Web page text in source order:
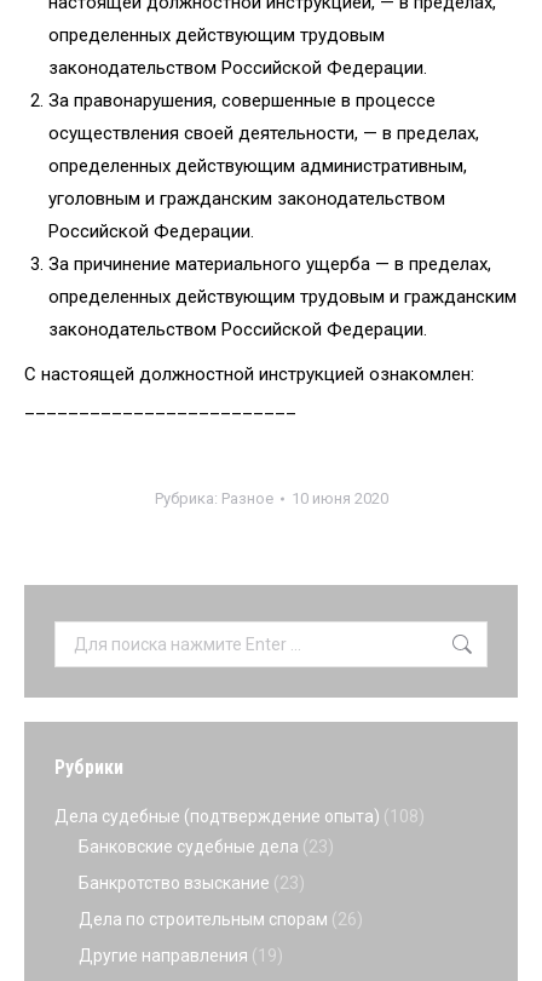
определенных действующим трудовым
законодательством Российской Федерации.
За правонарушения, совершенные в процессе
осуществления своей деятельности, — в пределах,
определенных действующим административным,
уголовным и гражданским законодательством
Российской Федерации.
За причинение материального ущерба — в пределах,
определенных действующим трудовым и гражданским
законодательством Российской Федерации.
С настоящей должностной инструкцией ознакомлен:
Рубрика: Разное 10 июня 2020
Поиск:
Рубрики
Дела судебные (подтверждение опыта) (108)
Банковские судебные дела (23)
Банкротство взыскание (23)
Дела по строительным спорам (26)
Другие направления (19)